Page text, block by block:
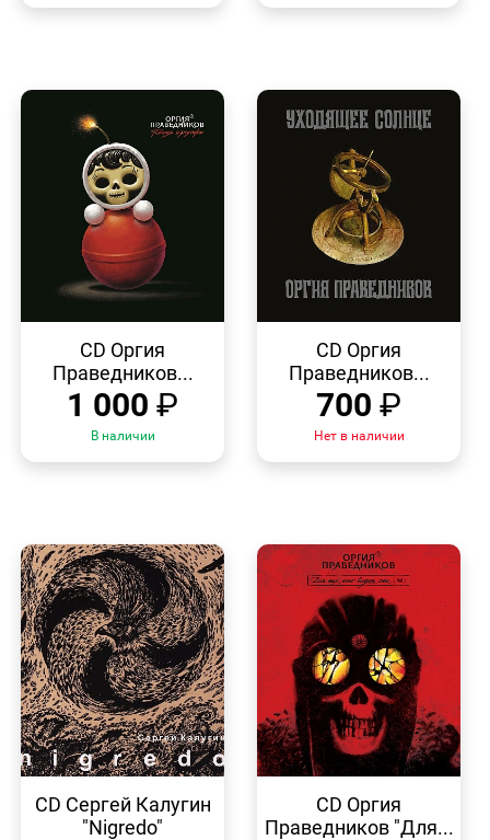
ПРОСМОТР
CD Оргия
Праведников...
1 000 ₽
В наличии
ПРОСМОТР
CD Оргия
Праведников...
700 ₽
Нет в наличии
ПРОСМОТР
CD Сергей Калугин
"Nigredo"
ПРОСМОТР
CD Оргия
Праведников "Для...